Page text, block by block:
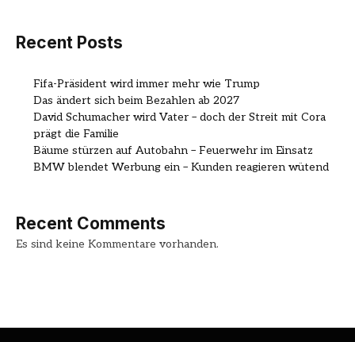
Recent Posts
Fifa-Präsident wird immer mehr wie Trump
Das ändert sich beim Bezahlen ab 2027
David Schumacher wird Vater – doch der Streit mit Cora
prägt die Familie
Bäume stürzen auf Autobahn – Feuerwehr im Einsatz
BMW blendet Werbung ein – Kunden reagieren wütend
Recent Comments
Es sind keine Kommentare vorhanden.